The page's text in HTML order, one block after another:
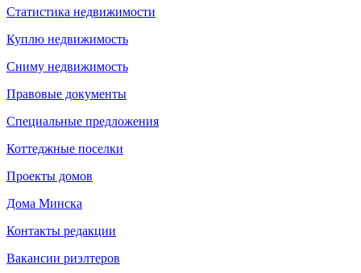
Статистика недвижимости
Куплю недвижимость
Сниму недвижимость
Правовые документы
Специальные предложения
Коттеджные поселки
Проекты домов
Дома Минска
Контакты редакции
Вакансии риэлтеров